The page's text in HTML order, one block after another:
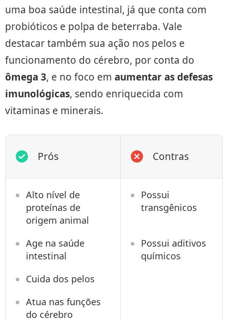
uma boa saúde intestinal, já que conta com
probióticos e polpa de beterraba. Vale
destacar também sua ação nos pelos e
funcionamento do cérebro, por conta do
ômega 3, e no foco em aumentar as defesas
imunológicas, sendo enriquecida com
vitaminas e minerais.
Prós Contras
Alto nível de
proteínas de
origem animal
Possui
transgênicos
Age na saúde
intestinal
Possui aditivos
químicos
Cuida dos pelos
Atua nas funções
do cérebro